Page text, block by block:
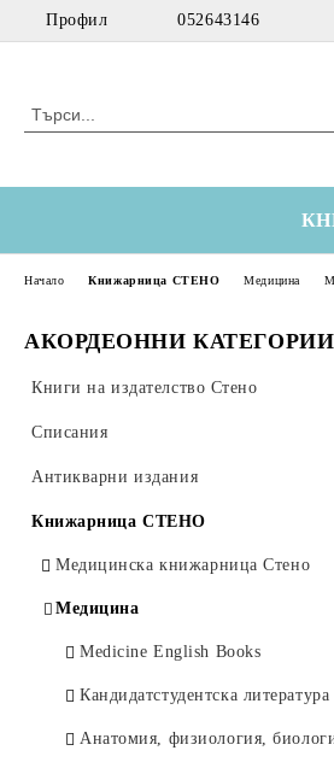
Профил 052643146
АКОРДЕОННИ КАТЕГОРИИ
Книги на издателство Стено
Морски
Технически
Медицински
Психология
Икономика
Право и дипломация
История
Философия
Списания
Здравна икономика
Оториноларингология
Офталмология
Клинична психология
Психиатрия
Психично здраве
Антикварни издания
Научна литература
Изкуство и история
Философия
Художествена литература
Чуждоезични книги
Нотни издания
Книжарница СТЕНО
Медицинска книжарница Стено
Медицина
Medicine English Books
Кандидатстудентска литература
Анатомия, физиология,
Начало Книжарница СТЕНО Медицина